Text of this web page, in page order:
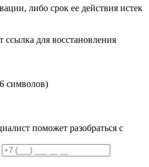
либо срок ее действия истек
для восстановления
символов)
поможет разобраться с